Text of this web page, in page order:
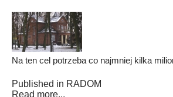
Na ten cel potrzeba co najmniej kilka
Published in RADOM
Read more...